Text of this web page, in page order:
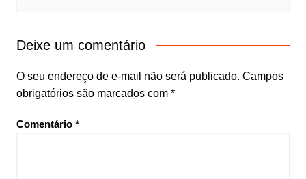
Deixe um comentário
O seu endereço de e-mail não será publicado. Campos
obrigatórios são marcados com *
Comentário *